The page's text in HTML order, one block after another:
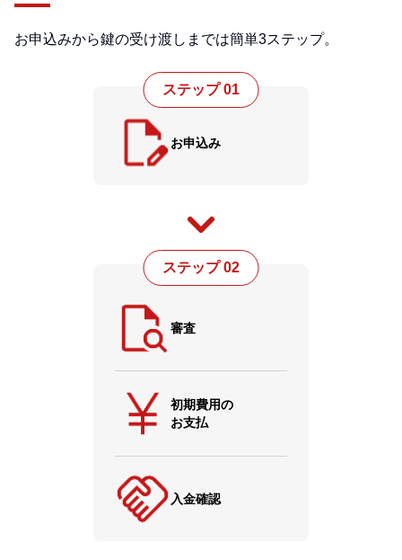
お申込みから鍵の受け渡しまでは簡単3ステップ。
ステップ 01
お申込み
ステップ 02
審査
初期費用の
お支払
入金確認